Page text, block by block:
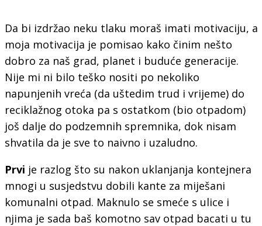
Da bi izdržao neku tlaku moraš imati motivaciju, a
moja motivacija je pomisao kako činim nešto
dobro za naš grad, planet i buduće generacije.
Nije mi ni bilo teško nositi po nekoliko
napunjenih vreća (da uštedim trud i vrijeme) do
reciklažnog otoka pa s ostatkom (bio otpadom)
još dalje do podzemnih spremnika, dok nisam
shvatila da je sve to naivno i uzaludno.
Prvi je razlog što su nakon uklanjanja kontejnera
mnogi u susjedstvu dobili kante za miješani
komunalni otpad. Maknulo se smeće s ulice i
njima je sada baš komotno sav otpad bacati u tu